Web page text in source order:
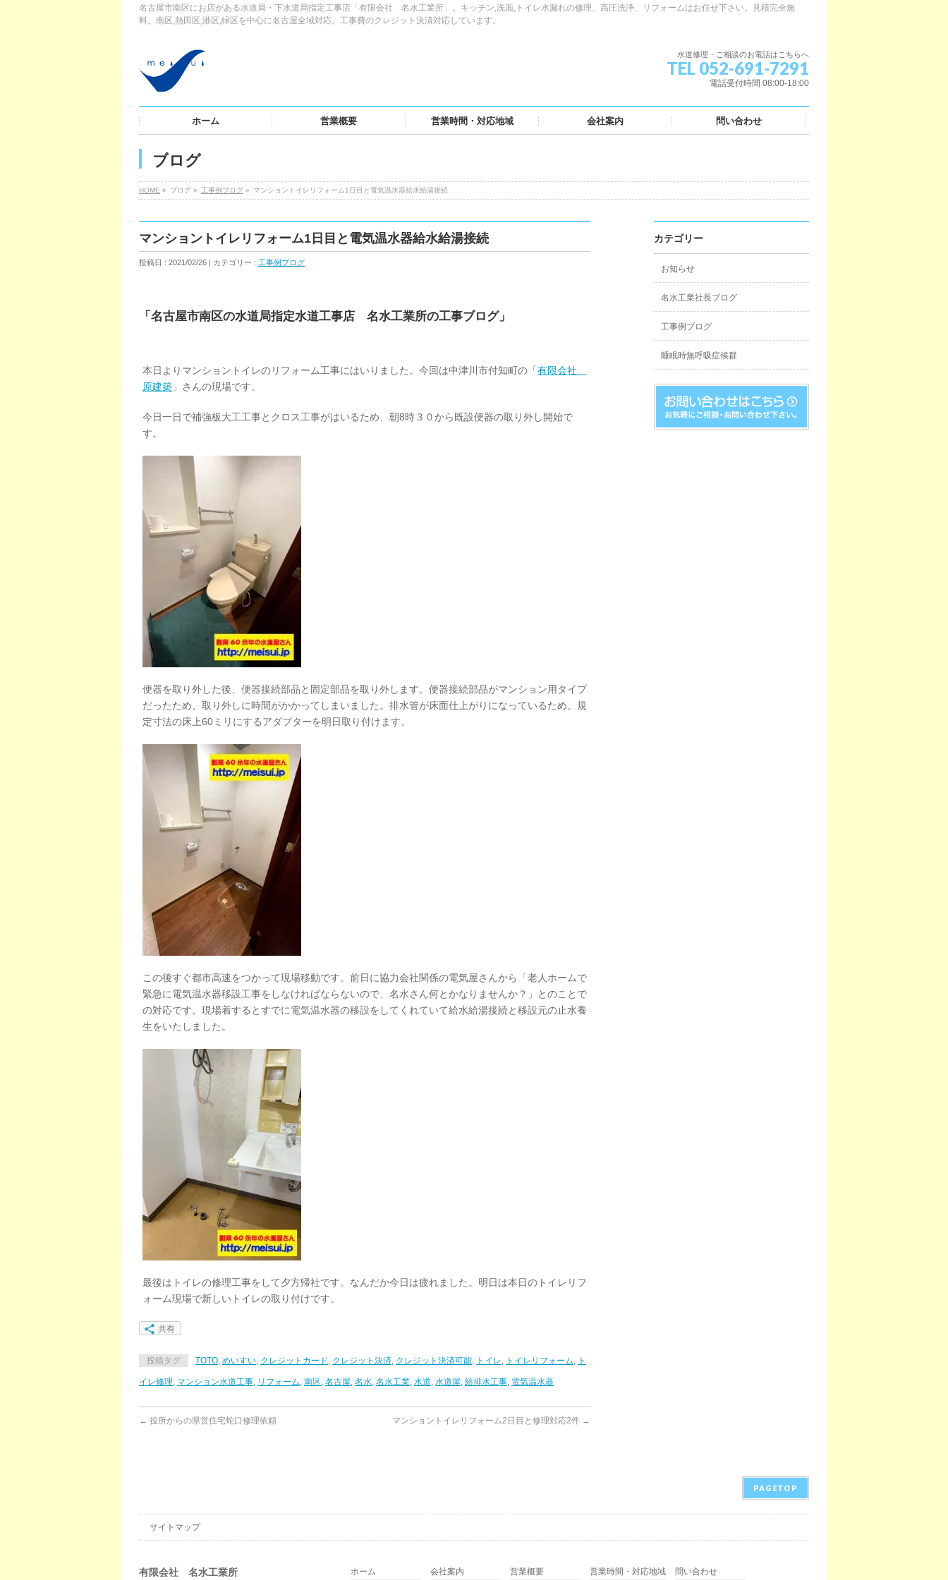
名古屋市南区にお店がある水道局・下水道局指定工事店「有限会社 名水工業所」。キッチン,洗面,トイレ水漏れの修理、高圧洗浄、リフォームはお任せ下さい。見積完全無
料。南区,熱田区,港区,緑区を中心に名古屋全域対応。工事費のクレジット決済対応しています。
水道修理・ご相談のお電話はこちらへ
TEL 052-691-7291
電話受付時間 08:00-18:00
ホーム 営業概要 営業時間・対応地域 会社案内 問い合わせ
ブログ
HOME » ブログ » 工事例ブログ » マンショントイレリフォーム1日目と電気温水器給水給湯接続
マンショントイレリフォーム1日目と電気温水器給水給湯接続
投稿日 : 2021/02/26 | カテゴリー : 工事例ブログ
「名古屋市南区の水道局指定水道工事店 名水工業所の工事ブログ」
本日よりマンショントイレのリフォーム工事にはいりました。今回は中津川市付知町の「 有限会社
原建築 」さんの現場です。
今日一日で補強板大工工事とクロス工事がはいるため、朝8時３０から既設便器の取り外し開始で
す。
便器を取り外した後、便器接続部品と固定部品を取り外します。便器接続部品がマンション用タイプ
だったため、取り外しに時間がかかってしまいました。排水管が床面仕上がりになっているため、規
定寸法の床上60ミリにするアダプターを明日取り付けます。
この後すぐ都市高速をつかって現場移動です。前日に協力会社関係の電気屋さんから「老人ホームで
緊急に電気温水器移設工事をしなければならないので、名水さん何とかなりませんか？」とのことで
の対応です。現場着するとすでに電気温水器の移設をしてくれていて給水給湯接続と移設元の止水養
生をいたしました。
最後はトイレの修理工事をして夕方帰社です。なんだか今日は疲れました。明日は本日のトイレリフ
ォーム現場で新しいトイレの取り付けです。
共有
投稿タグ TOTO, めいすい, クレジットカード, クレジット決済, クレジット決済可能, トイレ, トイレリフォーム, ト
イレ修理, マンション水道工事, リフォーム, 南区, 名古屋, 名水, 名水工業, 水道, 水道屋, 給排水工事, 電気温水器
← 役所からの県営住宅蛇口修理依頼 マンショントイレリフォーム2日目と修理対応2件 →
カテゴリー
お知らせ
名水工業社長ブログ
工事例ブログ
睡眠時無呼吸症候群
PAGETOP
サイトマップ
有限会社 名水工業所 ホーム 会社案内 営業概要 営業時間・対応地域 問い合わせ